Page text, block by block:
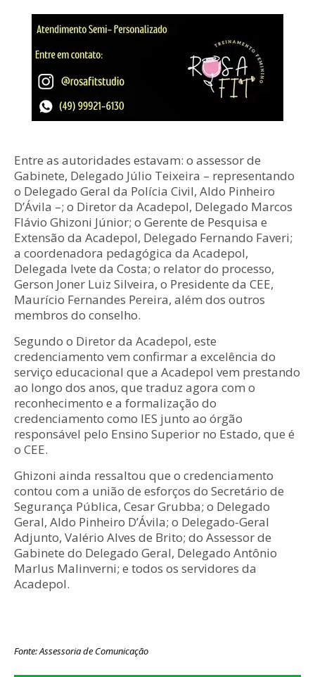
Entre as autoridades estavam: o assessor de
Gabinete, Delegado Júlio Teixeira – representando
o Delegado Geral da Polícia Civil, Aldo Pinheiro
D’Ávila –; o Diretor da Acadepol, Delegado Marcos
Flávio Ghizoni Júnior; o Gerente de Pesquisa e
Extensão da Acadepol, Delegado Fernando Faveri;
a coordenadora pedagógica da Acadepol,
Delegada Ivete da Costa; o relator do processo,
Gerson Joner Luiz Silveira, o Presidente da CEE,
Maurício Fernandes Pereira, além dos outros
membros do conselho.
Segundo o Diretor da Acadepol, este
credenciamento vem confirmar a excelência do
serviço educacional que a Acadepol vem prestando
ao longo dos anos, que traduz agora com o
reconhecimento e a formalização do
credenciamento como IES junto ao órgão
responsável pelo Ensino Superior no Estado, que é
o CEE.
Ghizoni ainda ressaltou que o credenciamento
contou com a união de esforços do Secretário de
Segurança Pública, Cesar Grubba; o Delegado
Geral, Aldo Pinheiro D’Ávila; o Delegado-Geral
Adjunto, Valério Alves de Brito; do Assessor de
Gabinete do Delegado Geral, Delegado Antônio
Marlus Malinverni; e todos os servidores da
Acadepol.
Fonte: Assessoria de Comunicação